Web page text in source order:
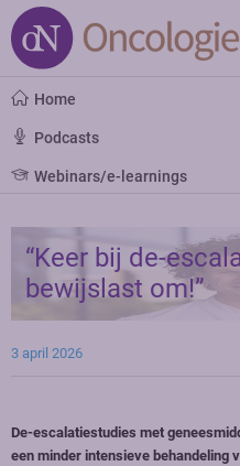
Home
Podcasts
Webinars/e-learnings
“Keer bij de-
bewijslast om!”
3 april 2026
De-escalatiestudies met
een minder intensieve behandeling